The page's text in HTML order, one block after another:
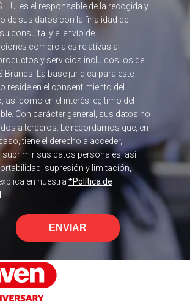
es el responsable de la recogida y
de sus datos con la finalidad de
consulta, y el envío de
comerciales relativas a
y servicios incluidos los del
Brands. La base jurídica para este
reside en el consentimiento del
así como en el interés legítimo del
Con carácter general, sus datos no
a terceros. Le recordamos que, en
tiene el derecho a acceder,
suprimir sus datos personales, así
supresión y limitación,
en nuestra *Política de
ENVIAR